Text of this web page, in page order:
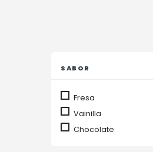
SABOR
Fresa
Vainilla
Chocolate